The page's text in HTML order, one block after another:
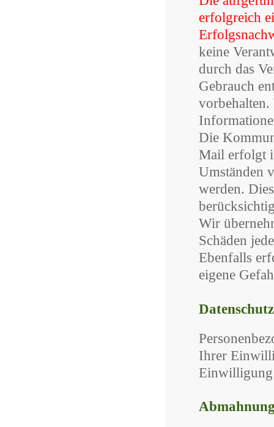
erfolgreich
keine
durch das
Gebrauch
vorbehalten.
Die
Mail erfolgt
Umständen
werden.
Wir
Schäden
Ebenfalls
eigene
Datenschutz
Ihrer
Einwilligung